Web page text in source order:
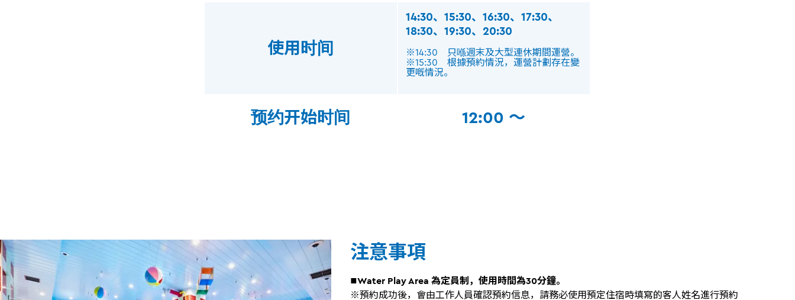
使用时间
14:30、15:30、16:30、17:30、
18:30、19:30、20:30
※14:30 只喺週末及大型連休期間運營。
※15:30 根據預約情況，運營計劃存在變
更嘅情況。
预约开始时间 12:00 ～
注意事項
■Water Play Area 為定員制，使用時間為30分鐘。​
※預約成功後，會由工作人員確認預約信息，請務必使用預定住宿時填寫的客人姓名進行預約 ​